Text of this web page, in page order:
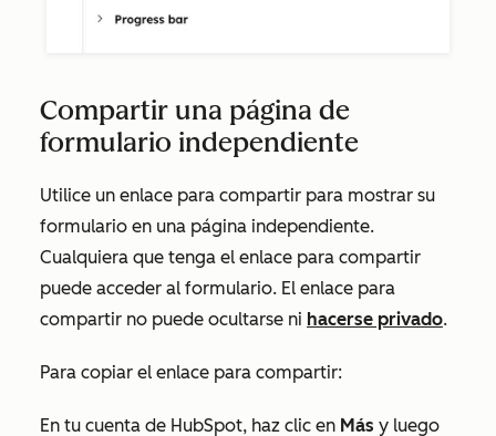
Compartir una página de
formulario independiente
Utilice un enlace para compartir para mostrar su
formulario en una página independiente.
Cualquiera que tenga el enlace para compartir
puede acceder al formulario. El enlace para
compartir no puede ocultarse ni hacerse privado.
Para copiar el enlace para compartir:
En tu cuenta de HubSpot, haz clic en Más y luego